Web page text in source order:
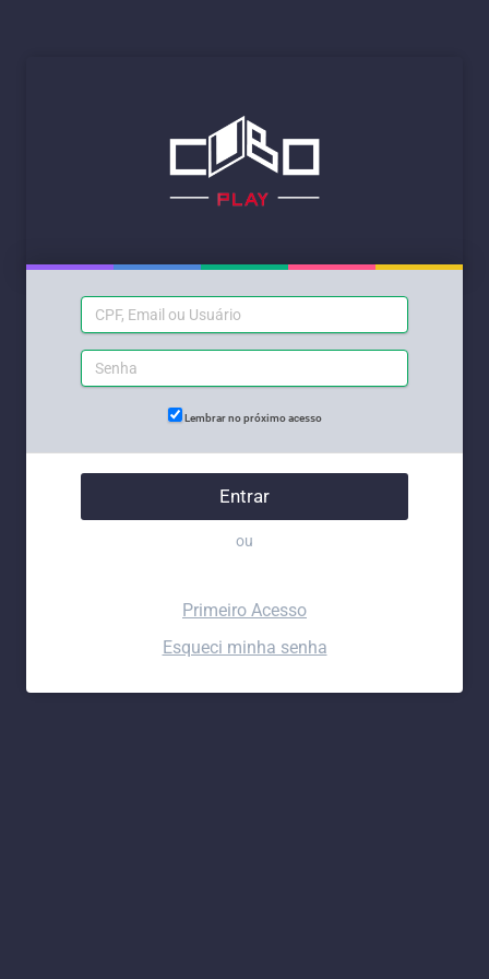
Lembrar no próximo acesso
Entrar
ou
Primeiro Acesso
Esqueci minha senha